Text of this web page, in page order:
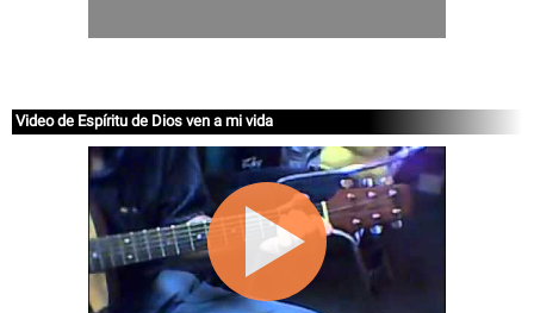
Video de Espíritu de Dios ven a mi vida